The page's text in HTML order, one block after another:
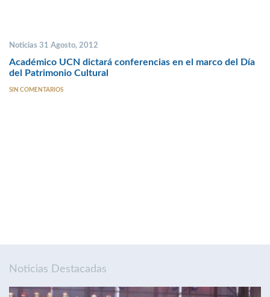
Noticias 31 Agosto, 2012
Académico UCN dictará conferencias en el marco del Día
del Patrimonio Cultural
SIN COMENTARIOS
Noticias Destacadas